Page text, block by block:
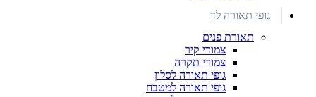
גופי תאורה לד
תאורת פנים
צמודי קיר
צמודי תקרה
גופי תאורה לסלון
גופי תאורה למטבח